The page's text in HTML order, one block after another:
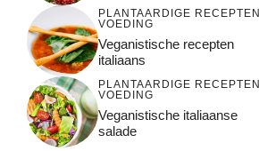
PLANTAARDIGE RECEPTEN
VOEDING
Veganistische recepten
italiaans
PLANTAARDIGE RECEPTEN
VOEDING
Veganistische italiaanse
salade